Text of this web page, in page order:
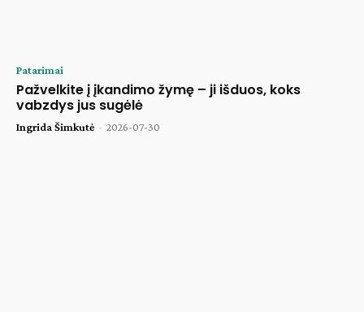
Patarimai
Pažvelkite į įkandimo žymę – ji išduos, koks
vabzdys jus sugėlė
Ingrida Šimkutė - 2026-07-30